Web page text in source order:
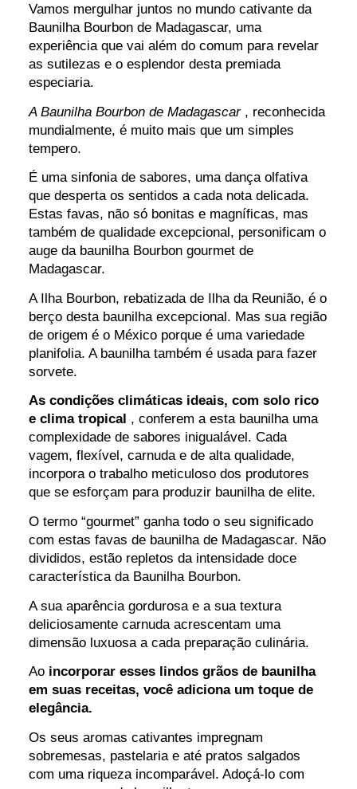
Vamos mergulhar juntos no mundo cativante da
Baunilha Bourbon de Madagascar, uma
experiência que vai além do comum para revelar
as sutilezas e o esplendor desta premiada
especiaria.
A Baunilha Bourbon de Madagascar, reconhecida
mundialmente, é muito mais que um simples
tempero.
É uma sinfonia de sabores, uma dança olfativa
que desperta os sentidos a cada nota delicada.
Estas favas, não só bonitas e magníficas, mas
também de qualidade excepcional, personificam o
auge da baunilha Bourbon gourmet de
Madagascar.
A Ilha Bourbon, rebatizada de Ilha da Reunião, é o
berço desta baunilha excepcional. Mas sua região
de origem é o México porque é uma variedade
planifolia. A baunilha também é usada para fazer
sorvete.
As condições climáticas ideais, com solo rico
e clima tropical , conferem a esta baunilha uma
complexidade de sabores inigualável. Cada
vagem, flexível, carnuda e de alta qualidade,
incorpora o trabalho meticuloso dos produtores
que se esforçam para produzir baunilha de elite.
O termo “gourmet” ganha todo o seu significado
com estas favas de baunilha de Madagascar. Não
divididos, estão repletos da intensidade doce
característica da Baunilha Bourbon.
A sua aparência gordurosa e a sua textura
deliciosamente carnuda acrescentam uma
dimensão luxuosa a cada preparação culinária.
Ao incorporar esses lindos grãos de baunilha
em suas receitas, você adiciona um toque de
elegância.
Os seus aromas cativantes impregnam
sobremesas, pastelaria e até pratos salgados
com uma riqueza incomparável. Adoçá-lo com